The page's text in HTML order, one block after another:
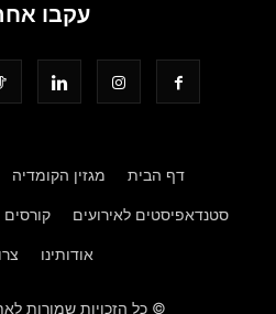
עקבו
דף הבית מגזין הקומדיה
סטנדאפיסטים לאירועים קורסים
אודותינו
© כל הזכויות שמורות